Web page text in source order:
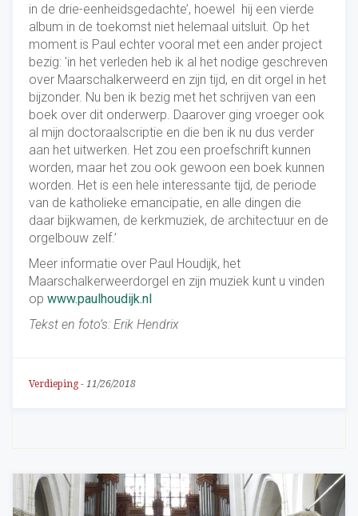
in de drie-eenheidsgedachte’, hoewel hij een vierde
album in de toekomst niet helemaal uitsluit. Op het
moment is Paul echter vooral met een ander project
bezig: 'in het verleden heb ik al het nodige geschreven
over Maarschalkerweerd en zijn tijd, en dit orgel in het
bijzonder. Nu ben ik bezig met het schrijven van een
boek over dit onderwerp. Daarover ging vroeger ook
al mijn doctoraalscriptie en die ben ik nu dus verder
aan het uitwerken. Het zou een proefschrift kunnen
worden, maar het zou ook gewoon een boek kunnen
worden. Het is een hele interessante tijd, de periode
van de katholieke emancipatie, en alle dingen die
daar bijkwamen, de kerkmuziek, de architectuur en de
orgelbouw zelf.’
Meer informatie over Paul Houdijk, het
Maarschalkerweerdorgel en zijn muziek kunt u vinden
op www.paulhoudijk.nl
Tekst en foto’s: Erik Hendrix
Verdieping- 11/26/2018